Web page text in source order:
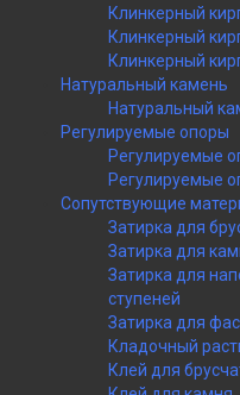
Клинкерный
Клинкерный
Клинкерный
Натуральный камень
Натуральный
Регулируемые опоры
Регулируемые
Регулируемые
Сопутствующие
Затирка для
Затирка для
Затирка для
ступеней
Затирка для
Кладочный
Клей для